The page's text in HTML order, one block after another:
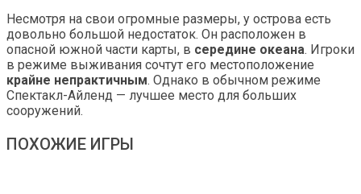
Несмотря на свои огромные размеры, у острова есть
довольно большой недостаток. Он расположен в
опасной южной части карты, в середине океана. Игроки
в режиме выживания сочтут его местоположение
крайне непрактичным. Однако в обычном режиме
Спектакл-Айленд — лучшее место для больших
сооружений.
ПОХОЖИЕ ИГРЫ